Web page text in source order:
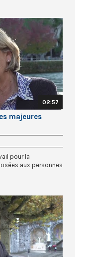
02:57
majeures
pour la
aux personnes